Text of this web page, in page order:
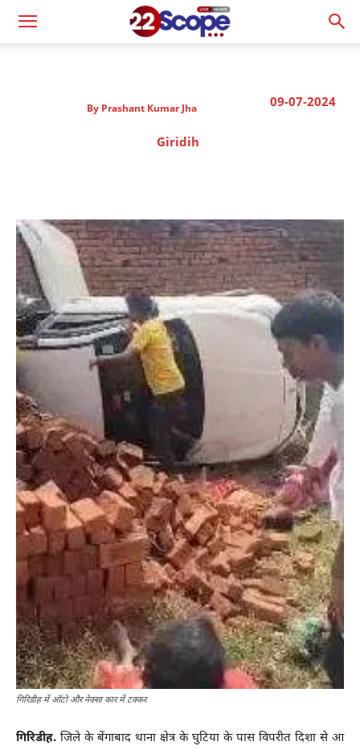
09-07-2024
By Prashant Kumar Jha
Giridih
गिरिडीह में ऑटो और नेक्सा कार में टक्कर
गिरिडीह. जिले के बेंगाबाद थाना क्षेत्र के घुटिया के पास विपरीत दिशा से आ